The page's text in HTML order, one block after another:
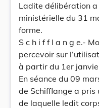
Ladite délibération
ministérielle du 31
forme.
S c h i f f l a n g e.-
percevoir sur
à partir du 1er
En séance du 09
de Schifflange a pris
de laquelle ledit